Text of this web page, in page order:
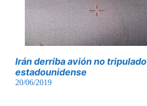
Irán derriba avión no tripulado
estadounidense
20/06/2019